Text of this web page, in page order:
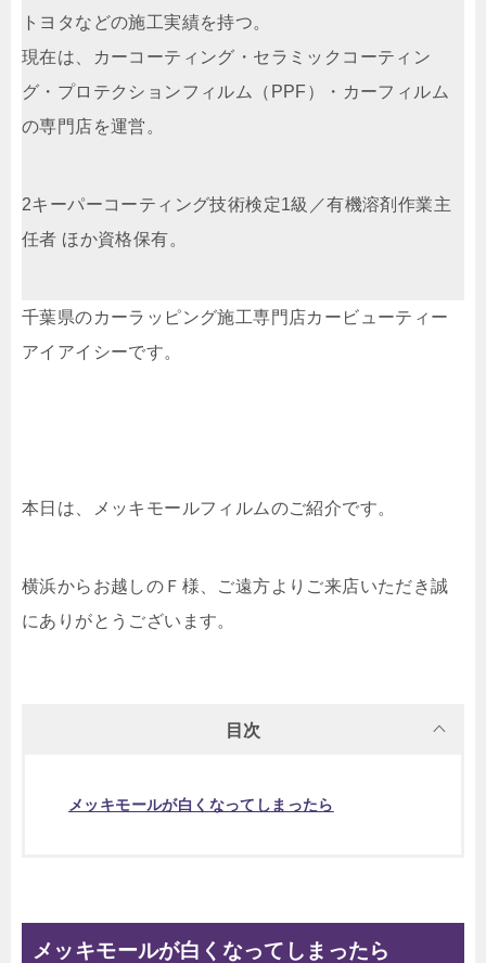
トヨタなどの施工実績を持つ。
現在は、カーコーティング・セラミックコーティン
グ・プロテクションフィルム（PPF）・カーフィルム
の専門店を運営。
2キーパーコーティング技術検定1級／有機溶剤作業主
任者 ほか資格保有。
千葉県のカーラッピング施工専門店カービューティー
アイアイシーです。
本日は、メッキモールフィルムのご紹介です。
横浜からお越しのＦ様、ご遠方よりご来店いただき誠
にありがとうございます。
目次
メッキモールが白くなってしまったら
メッキモールが白くなってしまったら